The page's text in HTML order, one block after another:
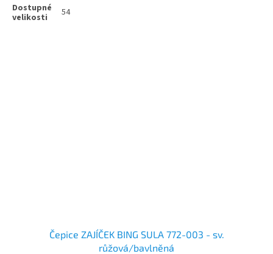
54
Čepice ZAJÍČEK BING SULA 772-003 - sv.
růžová/bavlněná